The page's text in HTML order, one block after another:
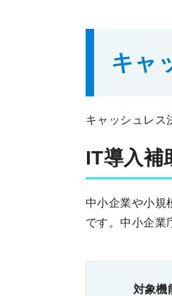
キャ
キャッシュレス
IT導入補
中小企業や小規
です。中小企業
対象機